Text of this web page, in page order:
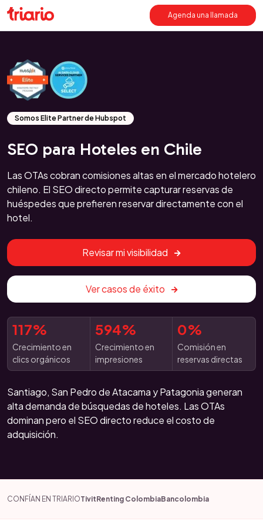
Agenda una llamada
Somos Elite Partner de Hubspot
SEO para Hoteles en Chile
Las OTAs cobran comisiones altas en el mercado hotelero
chileno. El SEO directo permite capturar reservas de
huéspedes que prefieren reservar directamente con el
hotel.
Revisar mi visibilidad
Ver casos de éxito
117%
Crecimiento en
clics orgánicos
594%
Crecimiento en
impresiones
0%
Comisión en
reservas directas
Santiago, San Pedro de Atacama y Patagonia generan
alta demanda de búsquedas de hoteles. Las OTAs
dominan pero el SEO directo reduce el costo de
adquisición.
CONFÍAN EN TRIARIOTivitRenting ColombiaBancolombia